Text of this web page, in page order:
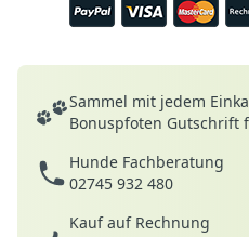
Deine Vorteile
Sammel mit jedem
Bonuspfoten Gutschrift
Hunde Fachberatung
02745 932 480
Kauf auf Rechnung